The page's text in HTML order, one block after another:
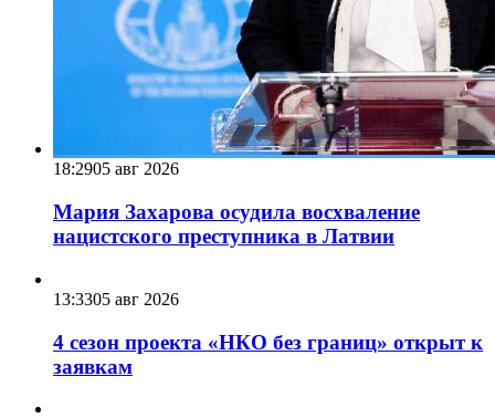
18:2905 авг 2026
Мария Захарова осудила восхваление
нацистского преступника в Латвии
13:3305 авг 2026
4 сезон проекта «НКО без границ» открыт к
заявкам